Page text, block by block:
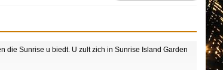
die Sunrise u biedt. U zult zich in Sunrise Island Garden